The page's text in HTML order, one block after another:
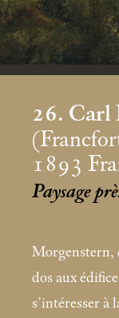
26. Carl
1893
Paysage
Morgenstern,
dos aux
s’intéresser à